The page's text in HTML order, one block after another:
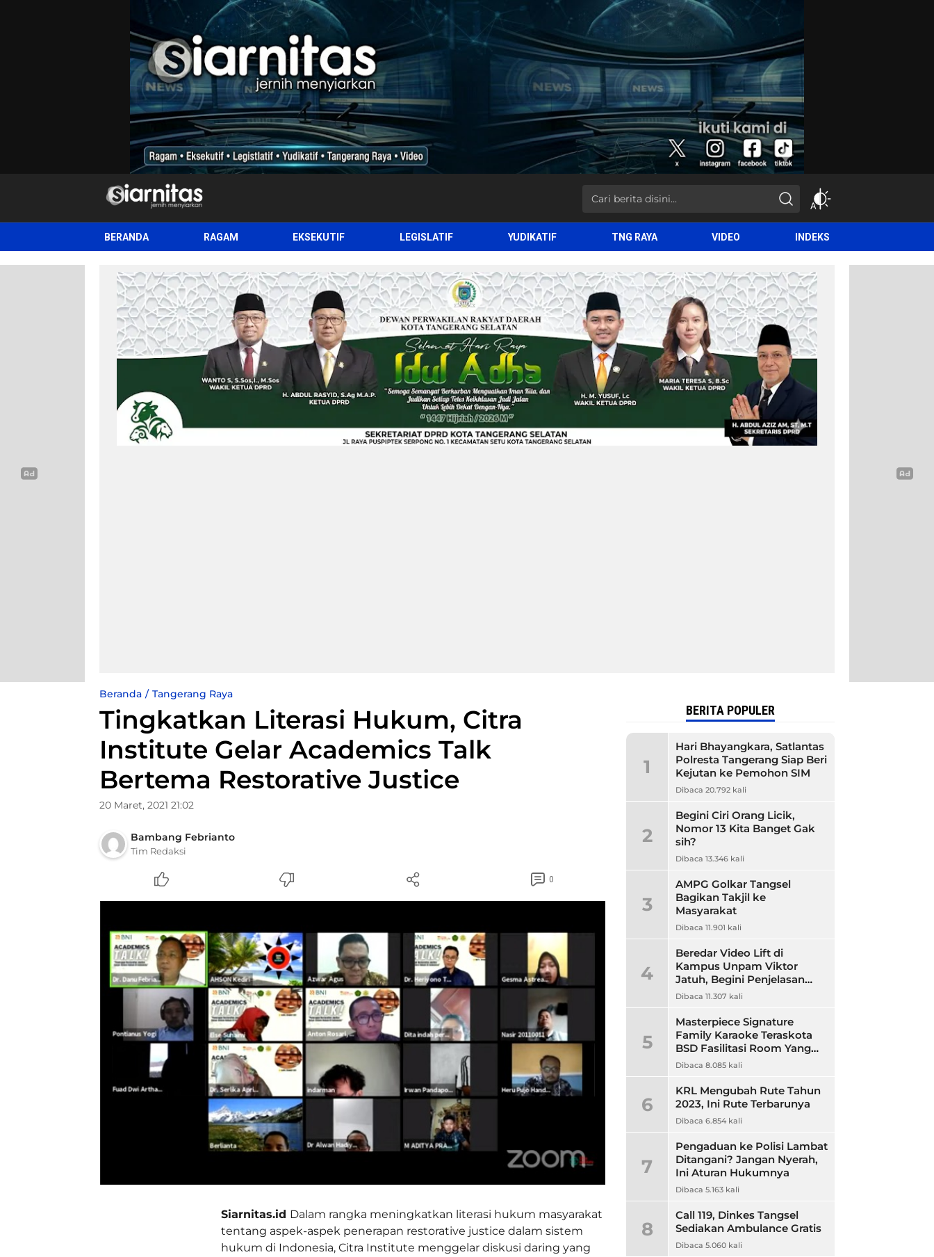
siarnitas
Jernih Menyiarkan
BERANDA RAGAM EKSEKUTIF LEGISLATIF YUDIKATIF TNG RAYA VIDEO INDEKS
Beranda Tangerang Raya
Tingkatkan Literasi Hukum, Citra
Institute Gelar Academics Talk
Bertema Restorative Justice
20 Maret, 2021 21:02
Bambang Febrianto
Tim Redaksi
0
Siarnitas.id Dalam rangka meningkatkan literasi hukum masyarakat
tentang aspek-aspek penerapan restorative justice dalam sistem
hukum di Indonesia, Citra Institute menggelar diskusi daring yang
BERITA POPULER
1
Hari Bhayangkara, Satlantas
Polresta Tangerang Siap Beri
Kejutan ke Pemohon SIM
Dibaca 20.792 kali
2
Begini Ciri Orang Licik,
Nomor 13 Kita Banget Gak
sih?
Dibaca 13.346 kali
3
AMPG Golkar Tangsel
Bagikan Takjil ke
Masyarakat
Dibaca 11.901 kali
4
Beredar Video Lift di
Kampus Unpam Viktor
Jatuh, Begini Penjelasan
Rektor Unpam
Dibaca 11.307 kali
5
Masterpiece Signature
Family Karaoke Teraskota
BSD Fasilitasi Room Yang
Nyaman dan Harga
Dibaca 8.085 kali
6
KRL Mengubah Rute Tahun
2023, Ini Rute Terbarunya
Dibaca 6.854 kali
7
Pengaduan ke Polisi Lambat
Ditangani? Jangan Nyerah,
Ini Aturan Hukumnya
Dibaca 5.163 kali
8
Call 119, Dinkes Tangsel
Sediakan Ambulance Gratis
Dibaca 5.060 kali